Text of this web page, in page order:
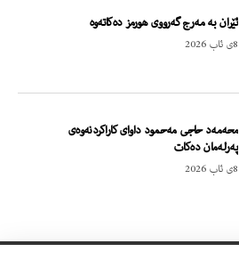
ئێران بە مەرج گەرووی هورمز دەکاتەوە
8ی ئاب 2026
محەمەد حاجی مەحمود داوای کاراکردنەوەی
پەرلەمان دەکات
8ی ئاب 2026